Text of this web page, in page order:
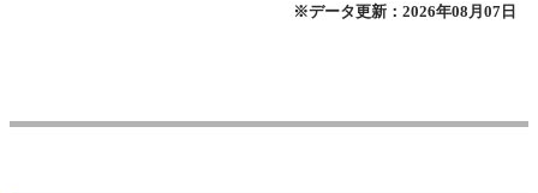
※データ更新：2026年08月07日